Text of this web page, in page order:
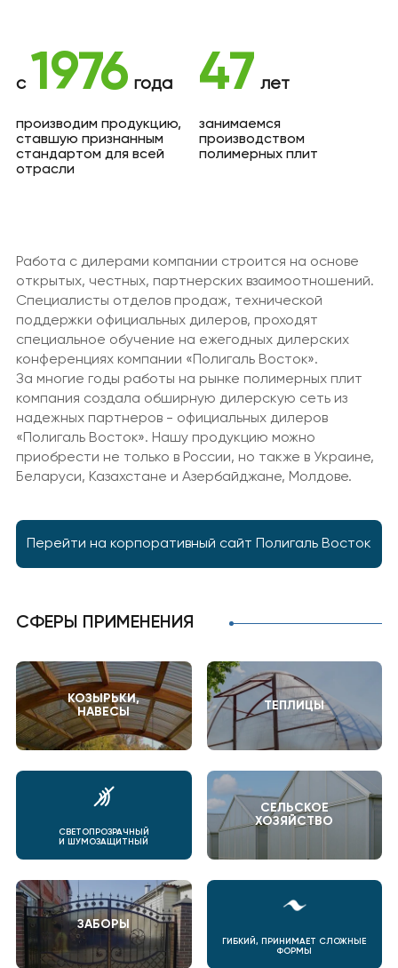
c 1976 года
производим продукцию,
ставшую признанным
стандартом для всей
отрасли
47 лет
занимаемся
производством
полимерных плит
Работа с дилерами компании строится на основе
открытых, честных, партнерских взаимоотношений.
Специалисты отделов продаж, технической
поддержки официальных дилеров, проходят
специальное обучение на ежегодных дилерских
конференциях компании «Полигаль Восток».
За многие годы работы на рынке полимерных плит
компания создала обширную дилерскую сеть из
надежных партнеров - официальных дилеров
«Полигаль Восток». Нашу продукцию можно
приобрести не только в России, но также в Украине,
Беларуси, Казахстане и Азербайджане, Молдове.
Перейти на корпоративный сайт Полигаль Восток
СФЕРЫ ПРИМЕНЕНИЯ
КОЗЫРЬКИ,
НАВЕСЫ
ТЕПЛИЦЫ
СВЕТОПРОЗРАЧНЫЙ
И ШУМОЗАЩИТНЫЙ
СЕЛЬСКОЕ
ХОЗЯЙСТВО
ГИБКИЙ, ПРИНИМАЕТ СЛОЖНЫЕ
ФОРМЫ
ЗАБОРЫ